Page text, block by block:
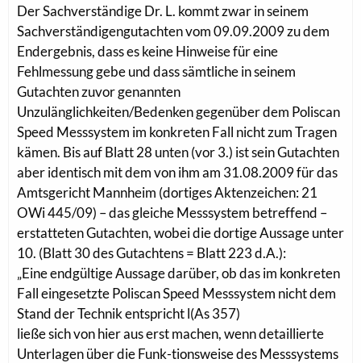
Der Sachverständige Dr. L. kommt zwar in seinem
Sachverständigengutachten vom 09.09.2009 zu dem
Endergebnis, dass es keine Hinweise für eine
Fehlmessung gebe und dass sämtliche in seinem
Gutachten zuvor genannten
Unzulänglichkeiten/Bedenken gegenüber dem Poliscan
Speed Messsystem im konkreten Fall nicht zum Tragen
kämen. Bis auf Blatt 28 unten (vor 3.) ist sein Gutachten
aber identisch mit dem von ihm am 31.08.2009 für das
Amtsgericht Mannheim (dortiges Aktenzeichen: 21
OWi 445/09) – das gleiche Messsystem betreffend –
erstatteten Gutachten, wobei die dortige Aussage unter
10. (Blatt 30 des Gutachtens = Blatt 223 d.A.):
„Eine endgültige Aussage darüber, ob das im konkreten
Fall eingesetzte Poliscan Speed Messsystem nicht dem
Stand der Technik entspricht l(As 357)
ließe sich von hier aus erst machen, wenn detaillierte
Unterlagen über die Funk-tionsweise des Messsystems